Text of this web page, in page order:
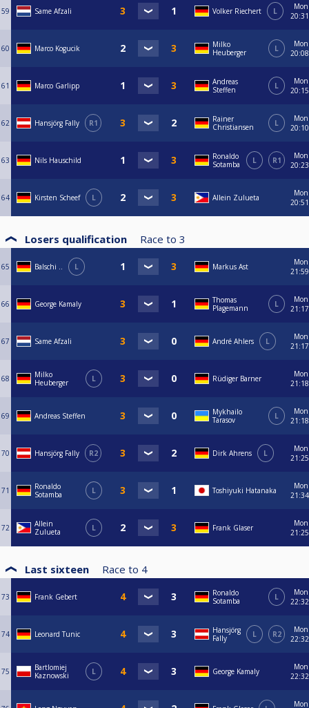
59 Same Afzali Volker Riechert L
Mon
20:31
60 Marco Kogucik
Milko
Heuberger
L
Mon
20:08
61 Marco Garlipp
Andreas
Steffen
L
Mon
20:15
62 Hansjörg Fally R1
Rainer
Christiansen
L
Mon
20:10
63 Nils Hauschild
Ronaldo
Sotamba
L R1
Mon
20:23
64 Kirsten Scheef L Allein Zulueta
Mon
20:51
Losers qualification Race to 3
65 Balschi .. L Markus Ast
Mon
21:59
66 George Kamaly
Thomas
Plagemann
L
Mon
21:17
67 Same Afzali André Ahlers L
Mon
21:17
68
Milko
Heuberger
L Rüdiger Barner
Mon
21:18
69 Andreas Steffen
Mykhailo
Tarasov
L
Mon
21:18
70 Hansjörg Fally R2 Dirk Ahrens L
Mon
21:25
71
Ronaldo
Sotamba
L Toshiyuki Hatanaka
Mon
21:34
72
Allein
Zulueta
L Frank Glaser
Mon
21:25
Last sixteen Race to 4
73 Frank Gebert
Ronaldo
Sotamba
L
Mon
22:32
74 Leonard Tunic
Hansjörg
Fally
L R2
Mon
22:32
75
Bartlomiej
Kaznowski
L George Kamaly
Mon
22:32
Mon